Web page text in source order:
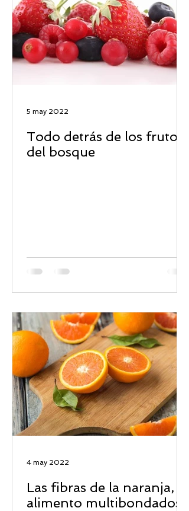
Todo detrás de los frutos
del bosque
5 may 2022
Las fibras de la naranja, el
alimento multibondadoso
4 may 2022